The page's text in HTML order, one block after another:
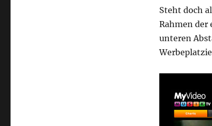
Steht doch
Rahmen der
unteren